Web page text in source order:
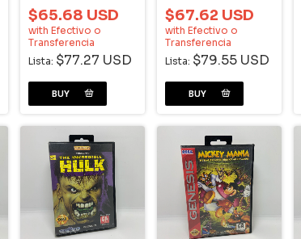
$65.68 USD
with Efectivo o
Transferencia
Lista: $77.27 USD
$67.62 USD
with Efectivo o
Transferencia
Lista: $79.55 USD